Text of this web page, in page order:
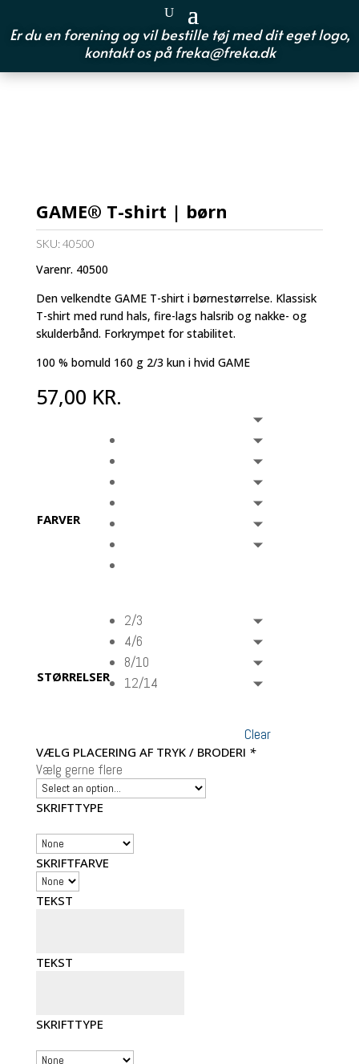
Er du en forening og vil bestille tøj med dit eget logo,
kontakt os på freka@freka.dk
GAME® T-shirt | børn
SKU:40500
Varenr. 40500
Den velkendte GAME T-shirt i børnestørrelse. Klassisk
T-shirt med rund hals, fire-lags halsrib og nakke- og
skulderbånd. Forkrympet for stabilitet.
100 % bomuld 160 g 2/3 kun i hvid GAME
57,00 KR.
FARVER
STØRRELSER
2/3
4/6
8/10
12/14
Clear
VÆLG PLACERING AF TRYK / BRODERI *
Vælg gerne flere
SKRIFTTYPE
SKRIFTFARVE
TEKST
TEKST
SKRIFTTYPE